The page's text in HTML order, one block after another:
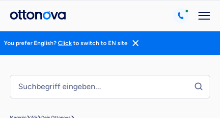
You prefer English? Click to switch to EN site